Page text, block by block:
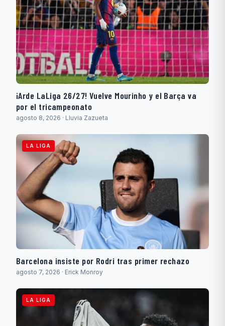
¡Arde LaLiga 26/27! Vuelve Mourinho y el Barça va
por el tricampeonato
agosto 8, 2026 · Lluvia Zazueta
LA LIGA
Barcelona insiste por Rodri tras primer rechazo
agosto 7, 2026 · Erick Monroy
LA LIGA